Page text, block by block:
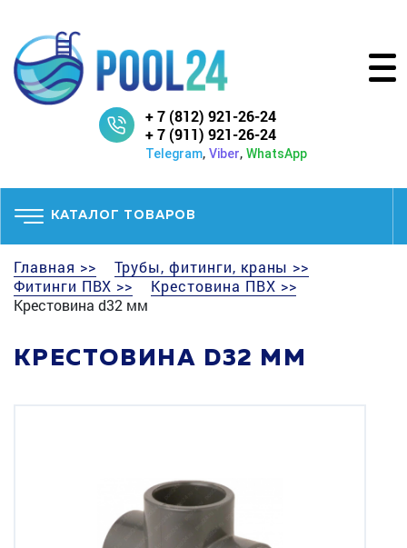
+ 7 (812) 921-26-24
+ 7 (911) 921-26-24
Telegram, Viber, WhatsApp
КАТАЛОГ ТОВАРОВ
Главная >>
Трубы, фитинги, краны >>
Фитинги ПВХ >>
Крестовина ПВХ >>
Крестовина d32 мм
КРЕСТОВИНА D32 ММ